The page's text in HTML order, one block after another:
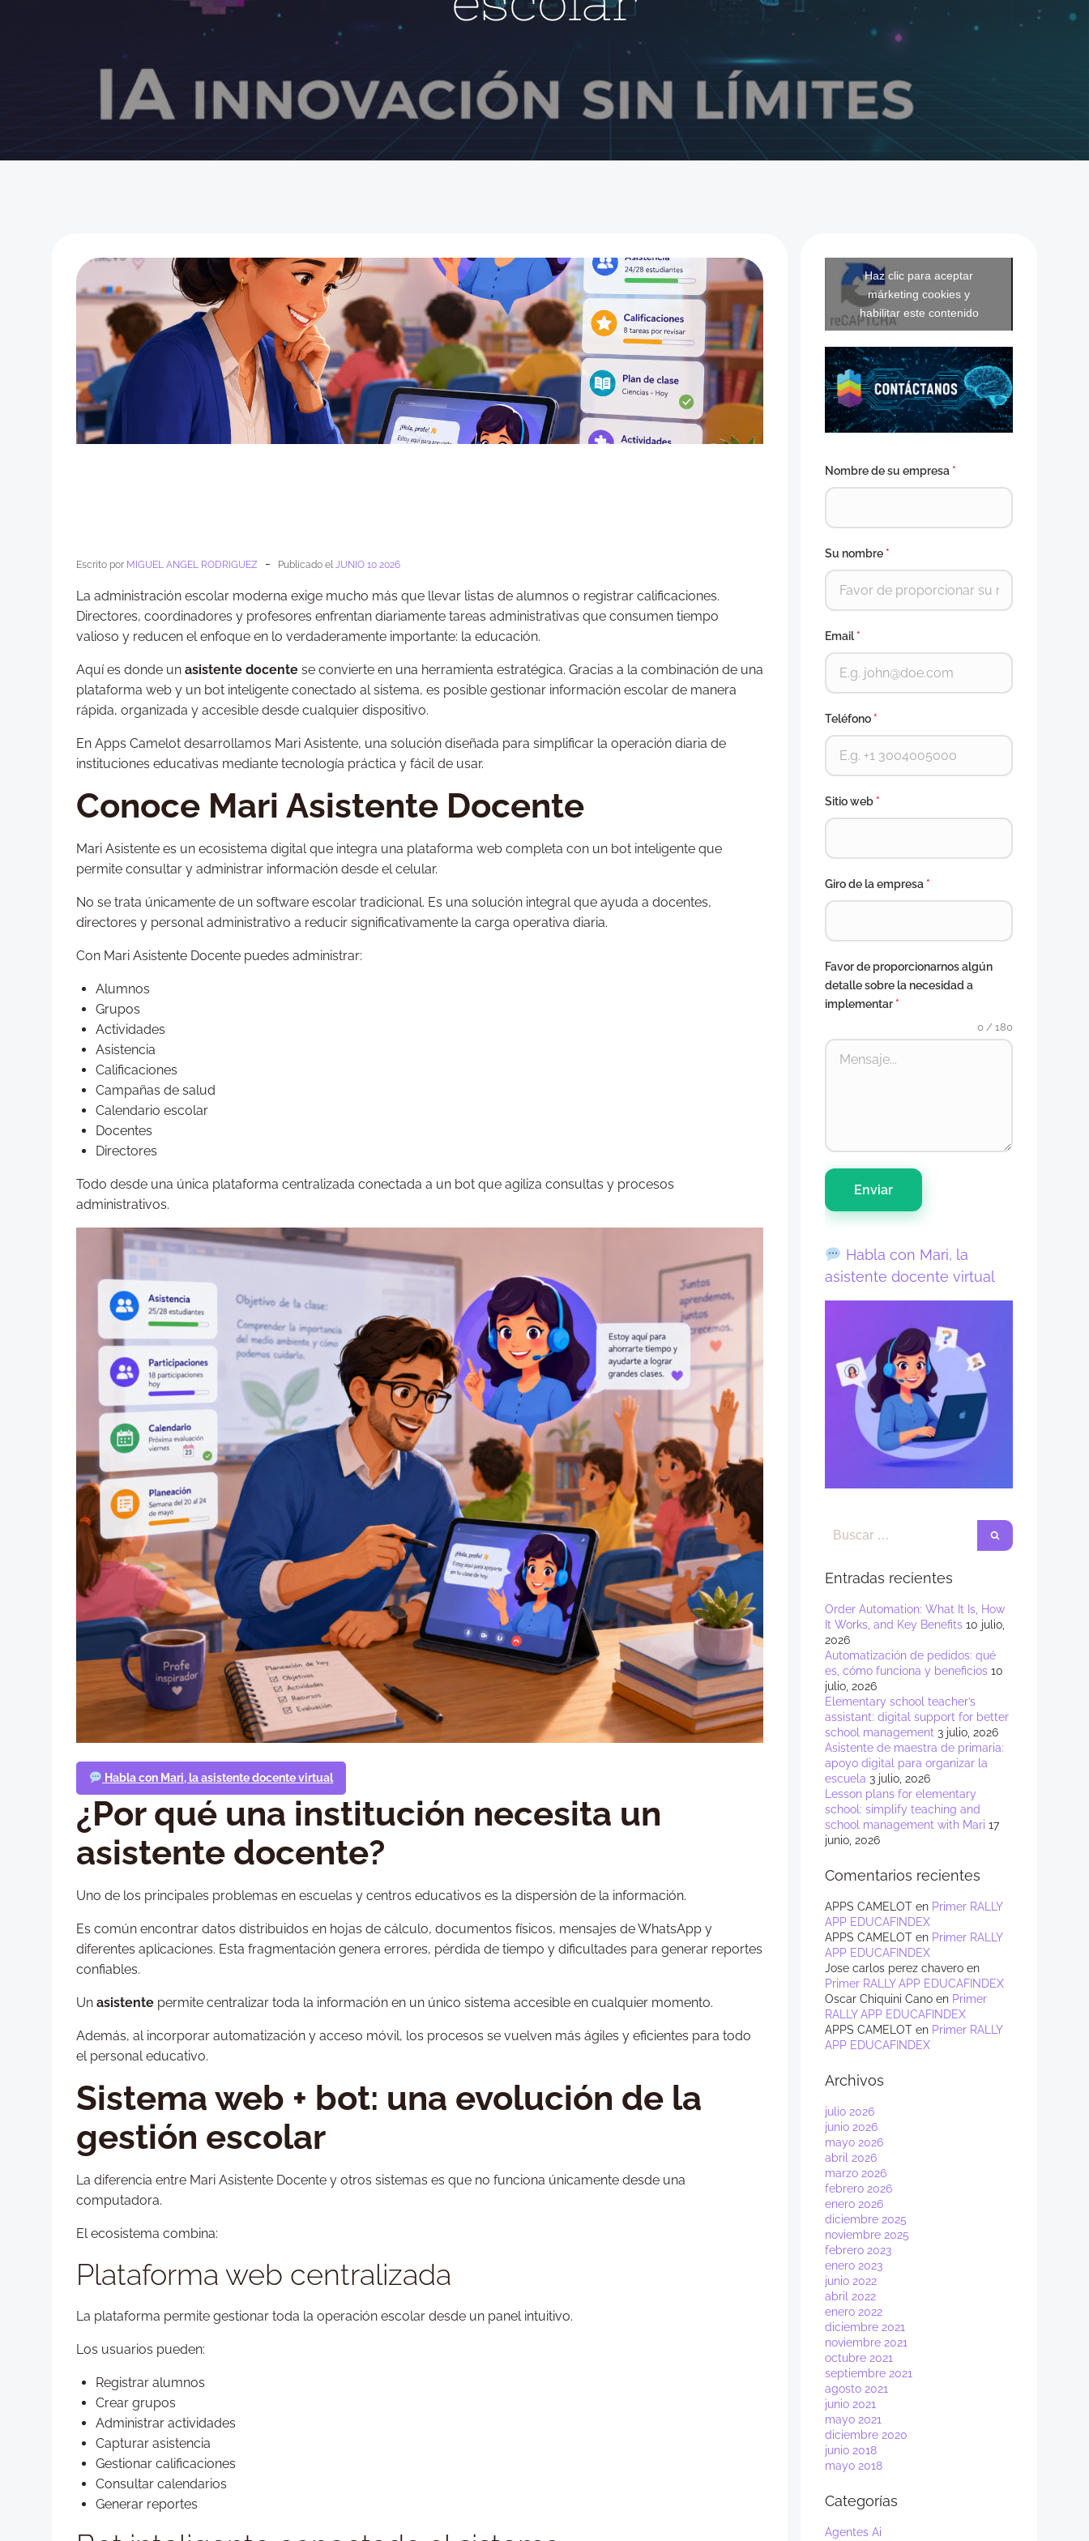
Escrito por MIGUEL ANGEL RODRIGUEZ - Publicado elJUNIO 10 2026
La administración escolar moderna exige mucho más que llevar listas de alumnos o registrar calificaciones.
Directores, coordinadores y profesores enfrentan diariamente tareas administrativas que consumen tiempo
valioso y reducen el enfoque en lo verdaderamente importante: la educación.
Aquí es donde un asistente docente se convierte en una herramienta estratégica. Gracias a la combinación de una
plataforma web y un bot inteligente conectado al sistema, es posible gestionar información escolar de manera
rápida, organizada y accesible desde cualquier dispositivo.
En Apps Camelot desarrollamos Mari Asistente, una solución diseñada para simplificar la operación diaria de
instituciones educativas mediante tecnología práctica y fácil de usar.
Conoce Mari Asistente Docente
Mari Asistente es un ecosistema digital que integra una plataforma web completa con un bot inteligente que
permite consultar y administrar información desde el celular.
No se trata únicamente de un software escolar tradicional. Es una solución integral que ayuda a docentes,
directores y personal administrativo a reducir significativamente la carga operativa diaria.
Con Mari Asistente Docente puedes administrar:
Alumnos
Grupos
Actividades
Asistencia
Calificaciones
Campañas de salud
Calendario escolar
Docentes
Directores
Todo desde una única plataforma centralizada conectada a un bot que agiliza consultas y procesos
administrativos.
Habla con Mari, la asistente docente virtual
¿Por qué una institución necesita un
asistente docente?
Uno de los principales problemas en escuelas y centros educativos es la dispersión de la información.
Es común encontrar datos distribuidos en hojas de cálculo, documentos físicos, mensajes de WhatsApp y
diferentes aplicaciones. Esta fragmentación genera errores, pérdida de tiempo y dificultades para generar reportes
confiables.
Un asistente permite centralizar toda la información en un único sistema accesible en cualquier momento.
Además, al incorporar automatización y acceso móvil, los procesos se vuelven más ágiles y eficientes para todo
el personal educativo.
Sistema web + bot: una evolución de la
gestión escolar
La diferencia entre Mari Asistente Docente y otros sistemas es que no funciona únicamente desde una
computadora.
El ecosistema combina:
Plataforma web centralizada
La plataforma permite gestionar toda la operación escolar desde un panel intuitivo.
Los usuarios pueden:
Registrar alumnos
Crear grupos
Administrar actividades
Capturar asistencia
Gestionar calificaciones
Consultar calendarios
Generar reportes
Haz clic para aceptar
márketing cookies y
habilitar este contenido
Nombre de su empresa *
Su nombre *
Email*
Teléfono *
Sitio web *
Giro de la empresa *
Favor de proporcionarnos algún
detalle sobre la necesidad a
implementar *
0 / 180
Enviar
Habla con Mari, la
asistente docente virtual
Entradas recientes
Order Automation: What It Is, How
It Works, and Key Benefits 10 julio,
2026
Automatización de pedidos: qué
es, cómo funciona y beneficios 10
julio, 2026
Elementary school teacher’s
assistant: digital support for better
school management 3 julio, 2026
Asistente de maestra de primaria:
apoyo digital para organizar la
escuela 3 julio, 2026
Lesson plans for elementary
school: simplify teaching and
school management with Mari 17
junio, 2026
Comentarios recientes
APPS CAMELOT en Primer RALLY
APP EDUCAFINDEX
APPS CAMELOT en Primer RALLY
APP EDUCAFINDEX
Jose carlos perez chavero en
Primer RALLY APP EDUCAFINDEX
Oscar Chiquini Cano en Primer
RALLY APP EDUCAFINDEX
APPS CAMELOT en Primer RALLY
APP EDUCAFINDEX
Archivos
julio 2026
junio 2026
mayo 2026
abril 2026
marzo 2026
febrero 2026
enero 2026
diciembre 2025
noviembre 2025
febrero 2023
enero 2023
junio 2022
abril 2022
enero 2022
diciembre 2021
noviembre 2021
octubre 2021
septiembre 2021
agosto 2021
junio 2021
mayo 2021
diciembre 2020
junio 2018
mayo 2018
Categorías
Agentes Ai